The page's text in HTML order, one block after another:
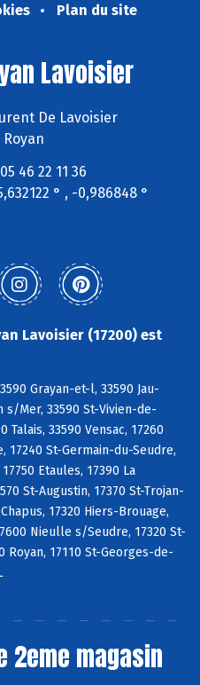
Plan du site
Lavoisier
De Lavoisier
46 22 11 36
° , -0,986848 °
Lavoisier (17200) est
Grayan-et-l, 33590 Jau-
s/Mer, 33590 St-Vivien-de-
Talais, 33590 Vensac, 17260
17240 St-Germain-du-Seudre,
Etaules, 17390 La
St-Augustin, 17370 St-Trojan-
17320 Hiers-Brouage,
Nieulle s/Seudre, 17320 St-
Royan, 17110 St-Georges-de-
2eme magasin